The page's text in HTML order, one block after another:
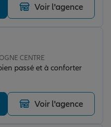
Voir l'agence
CENTRE
passé et à conforter
Voir l'agence